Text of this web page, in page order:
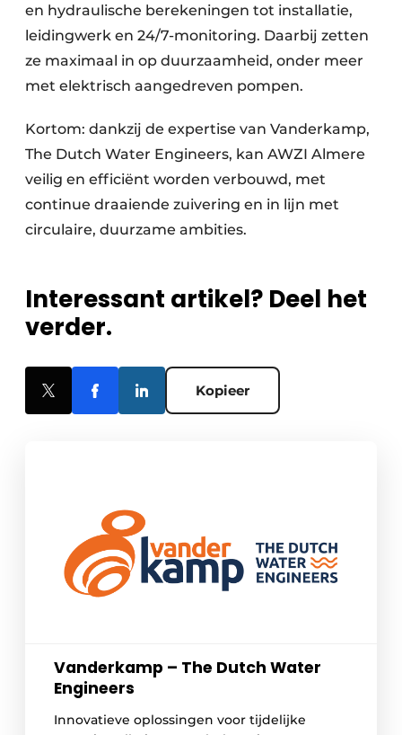
en hydraulische berekeningen tot installatie,
leidingwerk en 24/7-monitoring. Daarbij zetten
ze maximaal in op duurzaamheid, onder meer
met elektrisch aangedreven pompen.
Kortom: dankzij de expertise van Vanderkamp,
The Dutch Water Engineers, kan AWZI Almere
veilig en efficiënt worden verbouwd, met
continue draaiende zuivering en in lijn met
circulaire, duurzame ambities.
Interessant artikel? Deel het
verder.
Kopieer
Vanderkamp – The Dutch Water
Engineers
Innovatieve oplossingen voor tijdelijke